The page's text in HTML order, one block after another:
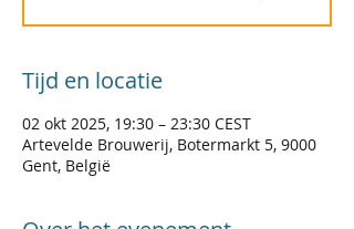
Tijd en locatie
02 okt 2025, 19:30 – 23:30 CEST
Artevelde Brouwerij, Botermarkt 5, 9000
Gent, België